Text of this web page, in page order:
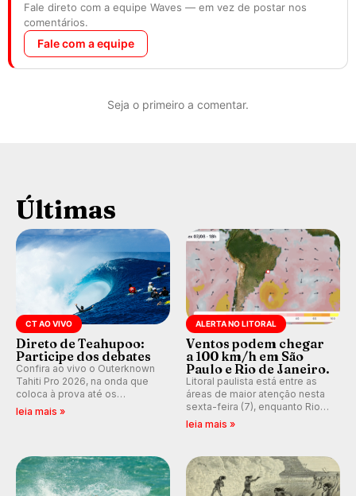
Fale direto com a equipe Waves — em vez de postar nos
comentários.
Fale com a equipe
Seja o primeiro a comentar.
Últimas
CT AO VIVO
Direto de Teahupoo:
Participe dos debates
Confira ao vivo o Outerknown
Tahiti Pro 2026, na onda que
coloca à prova até os
melhores surfistas do mundo.
leia mais »
ALERTA NO LITORAL
Ventos podem chegar
a 100 km/h em São
Paulo e Rio de Janeiro.
Litoral paulista está entre as
áreas de maior atenção nesta
sexta-feira (7), enquanto Rio
de Janeiro também recebe
km/h em Itanhaém.
leia mais »